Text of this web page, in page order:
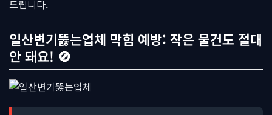
드립니다.
일산변기뚫는업체 막힘 예방: 작은 물건도 절대
안 돼요! 🚫